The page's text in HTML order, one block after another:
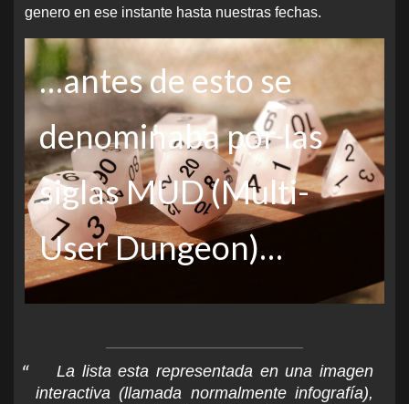
genero en ese instante hasta nuestras fechas.
…antes de esto se
denominaba por las
siglas MUD (Multi-
User Dungeon)…
La lista esta representada en una imagen
interactiva (llamada normalmente infografía),